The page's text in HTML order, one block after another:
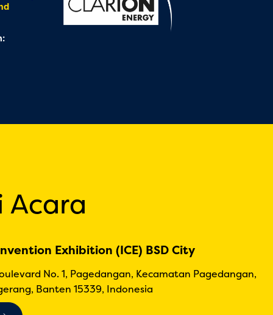
Acara
Exhibition (ICE) BSD City
No. 1, Pagedangan, Kecamatan Pagedangan,
Banten 15339, Indonesia